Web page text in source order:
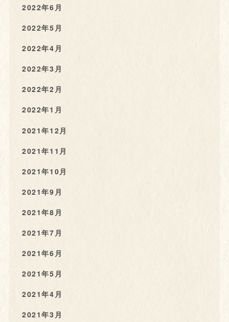
2022年6月
2022年5月
2022年4月
2022年3月
2022年2月
2022年1月
2021年12月
2021年11月
2021年10月
2021年9月
2021年8月
2021年7月
2021年6月
2021年5月
2021年4月
2021年3月